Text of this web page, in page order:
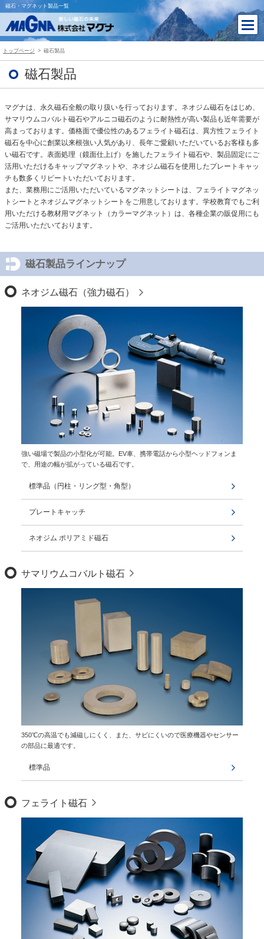
磁石・マグネット製品一覧
トップページ 磁石製品
磁石製品
マグナは、永久磁石全般の取り扱いを行っております。ネオジム磁石をはじめ、
サマリウムコバルト磁石やアルニコ磁石のように耐熱性が高い製品も近年需要が
高まっております。価格面で優位性のあるフェライト磁石は、異方性フェライト
磁石を中心に創業以来根強い人気があり、長年ご愛顧いただいているお客様も多
い磁石です。表面処理（鏡面仕上げ）を施したフェライト磁石や、製品固定にご
活用いただけるキャップマグネットや、ネオジム磁石を使用したプレートキャッ
チも数多くリピートいただいております。
また、業務用にご活用いただいているマグネットシートは、フェライトマグネッ
トシートとネオジムマグネットシートをご用意しております。学校教育でもご利
用いただける教材用マグネット（カラーマグネット）は、各種企業の販促用にも
ご活用いただいております。
磁石製品ラインナップ
ネオジム磁石（強力磁石）
強い磁場で製品の小型化が可能。EV車、携帯電話から小型ヘッドフォンま
で、用途の幅が拡がっている磁石です。
標準品（円柱・リング型・角型）
プレートキャッチ
ネオジム ポリアミド磁石
サマリウムコバルト磁石
350℃の高温でも減磁しにくく、また、サビにくいので医療機器やセンサー
の部品に最適です。
標準品
フェライト磁石